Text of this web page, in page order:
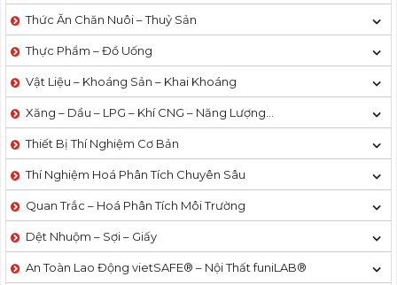
Thức Ăn Chăn Nuôi – Thuỷ Sản
Thực Phẩm – Đồ Uống
Vật Liệu – Khoáng Sản – Khai Khoáng
Xăng – Dầu – LPG – Khí CNG – Năng Lượng…
Thiết Bị Thí Nghiệm Cơ Bản
Thí Nghiệm Hoá Phân Tích Chuyên Sâu
Quan Trắc – Hoá Phân Tích Môi Trường
Dệt Nhuộm – Sợi – Giấy
An Toàn Lao Động vietSAFE® – Nội Thất funiLAB®